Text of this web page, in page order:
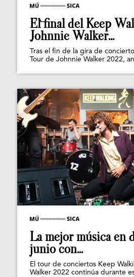
El final del Keep
Johnnie Walker...
Tras el fin de la gira de
Tour de Johnnie Walker 2022,
La mejor música en
junio con...
El tour de conciertos Keep
Walker 2022 continúa durante